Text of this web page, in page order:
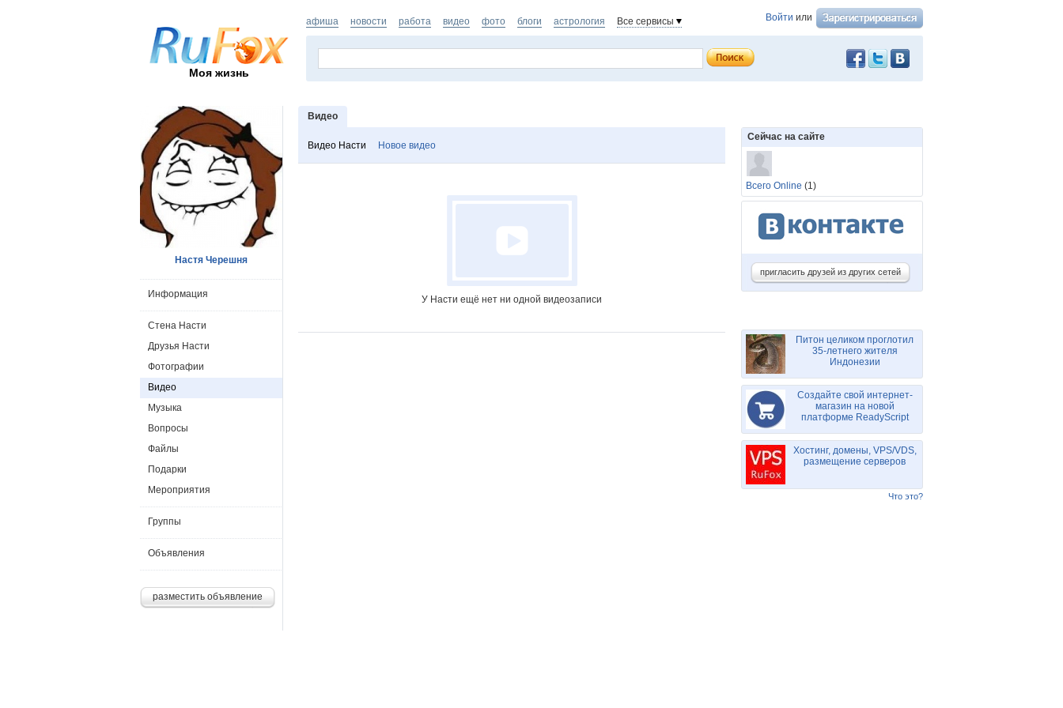
Моя жизнь
Войти или
афиша новости работа видео фото блоги астрология Все сервисы
Видео
Видео Насти Новое видео
У Насти ещё нет ни одной видеозаписи
Настя Черешня
Информация
Стена Насти
Друзья Насти
Фотографии
Видео
Музыка
Вопросы
Файлы
Подарки
Мероприятия
Группы
Объявления
разместить объявление
Сейчас на сайте
Всего Online (1)
пригласить друзей из других сетей
Питон целиком проглотил
35-летнего жителя
Индонезии
Создайте свой интернет-
магазин на новой
платформе ReadyScript
Хостинг, домены, VPS/VDS,
размещение серверов
Что это?